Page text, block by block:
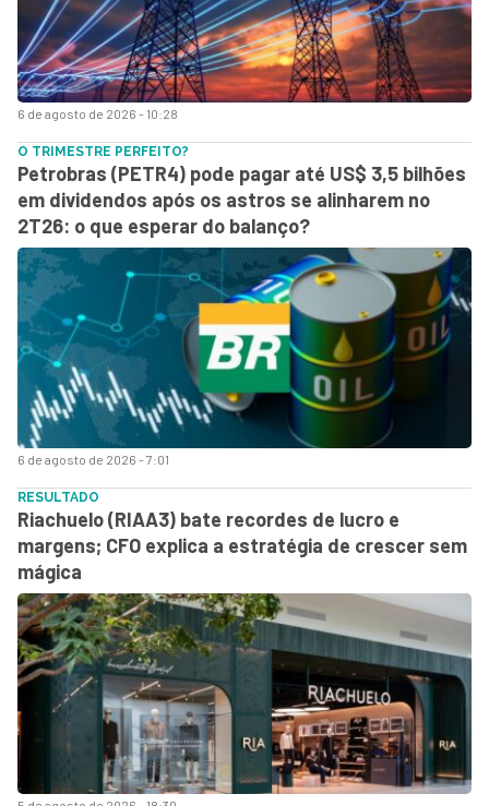
6 de agosto de 2026 - 10:28
6 de agosto de 2026 - 7:01
O TRIMESTRE PERFEITO?
Petrobras (PETR4) pode pagar até US$ 3,5 bilhões
em dividendos após os astros se alinharem no
2T26: o que esperar do balanço?
RESULTADO
Riachuelo (RIAA3) bate recordes de lucro e
margens; CFO explica a estratégia de crescer sem
mágica